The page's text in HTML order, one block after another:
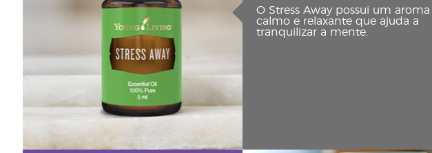
O Stress Away possui um aroma
calmo e relaxante que ajuda a
tranquilizar a mente.